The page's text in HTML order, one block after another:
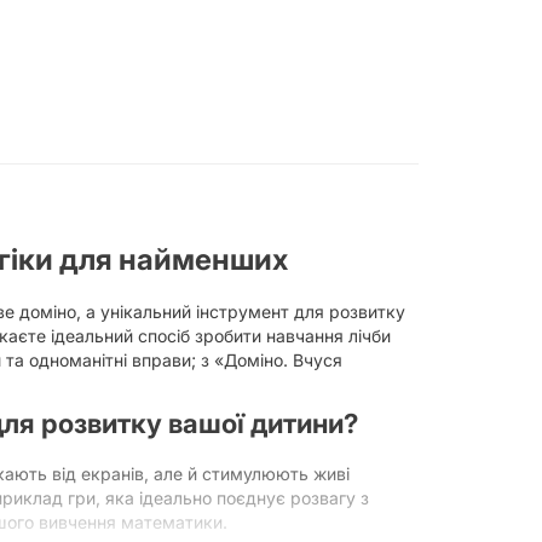
для найменших
доміно, а унікальний інструмент для розвитку
ідеальний спосіб зробити навчання лічби
одноманітні вправи; з «Доміно. Вчуся
розвитку вашої дитини?
від екранів, але й стимулюють живі
гри, яка ідеально поєднує розвагу з
вивчення математики.